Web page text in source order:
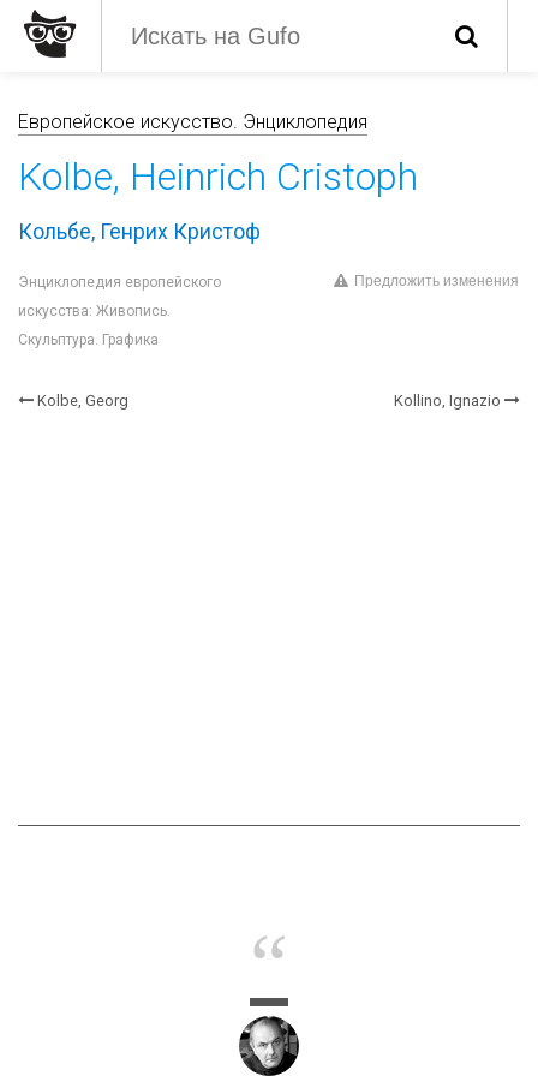
Европейское искусство. Энциклопедия
Kolbe, Heinrich Cristoph
Кольбе, Генрих Кристоф
Энциклопедия европейского
искусства: Живопись.
Скульптура. Графика
Предложить изменения
Kolbe, Georg Kollino, Ignazio